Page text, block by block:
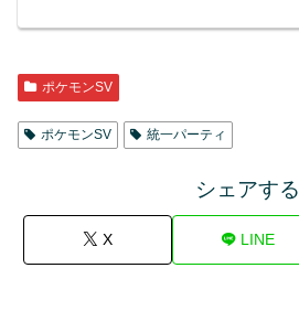
ポケモンSV
ポケモンSV 統一パーティ
シェアする
X LINE